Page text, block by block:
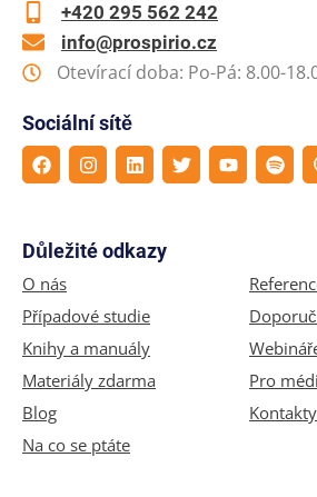
+420 295 562 242
info@prospirio.cz
Otevírací doba: Po-Pá: 8.00-
Sociální sítě
Důležité odkazy
O nás
Případové studie
Knihy a manuály
Materiály zdarma
Blog
Na co se ptáte
Pro
Kontakty